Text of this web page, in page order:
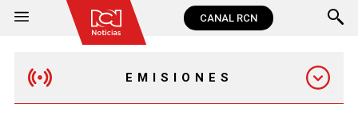
CANAL RCN
EMISIONES